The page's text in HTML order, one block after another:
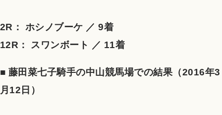
2R： ホシノブーケ ／ 9着
12R： スワンボート ／ 11着
■ 藤田菜七子騎手の中山競馬場での結果（2016年3
月12日）